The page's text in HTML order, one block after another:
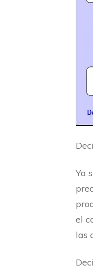
Ya
el
las